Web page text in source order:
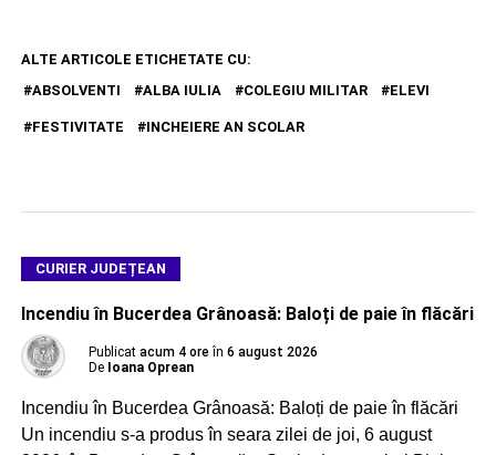
ALTE ARTICOLE ETICHETATE CU:
ABSOLVENTI
ALBA IULIA COLEGIU MILITAR ELEVI
FESTIVITATE INCHEIERE AN SCOLAR
CURIER JUDEȚEAN
Incendiu în Bucerdea Grânoasă: Baloți de paie în flăcări
Publicat acum 4 ore în 6 august 2026
De Ioana Oprean
Incendiu în Bucerdea Grânoasă: Baloți de paie în flăcări
Un incendiu s-a produs în seara zilei de joi, 6 august